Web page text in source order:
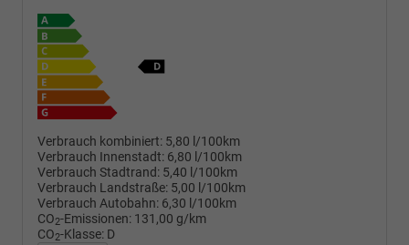
Verbrauch kombiniert: 5,80 l/100km
Verbrauch Innenstadt: 6,80 l/100km
Verbrauch Stadtrand: 5,40 l/100km
Verbrauch Landstraße: 5,00 l/100km
Verbrauch Autobahn: 6,30 l/100km
CO2-Emissionen: 131,00 g/km
CO2-Klasse: D